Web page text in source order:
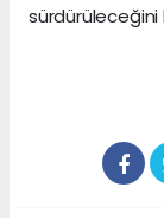
sürdürüleceğini